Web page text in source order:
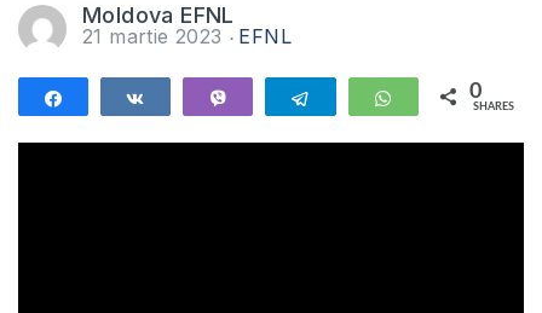
Moldova EFNL
21 martie 2023 EFNL
Telegram WhatsApp
0
SHARES